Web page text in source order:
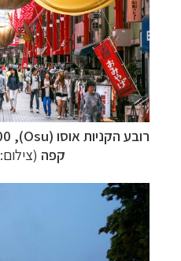
רובע הקניות אוסו (Osu
קפה (צילום: peeterv)